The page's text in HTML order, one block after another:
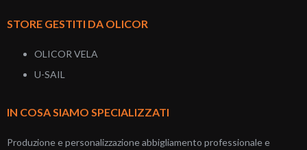
STORE GESTITI DA OLICOR
OLICOR VELA
U-SAIL
IN COSA SIAMO SPECIALIZZATI
Produzione e personalizzazione abbigliamento professionale e